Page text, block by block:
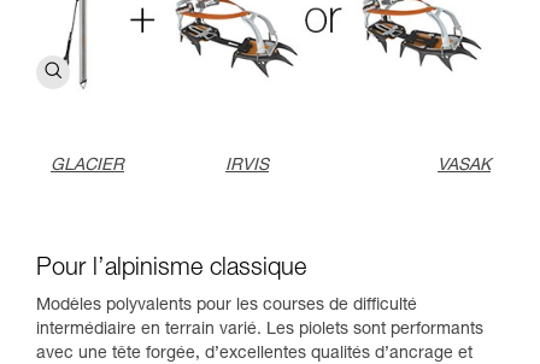
GLACIER IRVIS VASAK
Pour l’alpinisme classique
Modèles polyvalents pour les courses de difficulté
intermédiaire en terrain varié. Les piolets sont performants
avec une tête forgée, d’excellentes qualités d’ancrage et